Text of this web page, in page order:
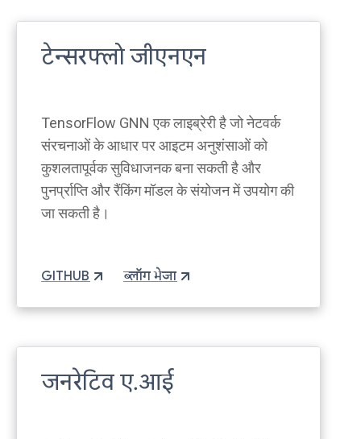
टेन्सरफ्लो जीएनएन
TensorFlow GNN एक लाइब्रेरी है जो नेटवर्क
संरचनाओं के आधार पर आइटम अनुशंसाओं को
कुशलतापूर्वक सुविधाजनक बना सकती है और
पुनर्प्राप्ति और रैंकिंग मॉडल के संयोजन में उपयोग की
जा सकती है।
GITHUB ब्लॉग भेजा
जनरेटिव ए.आई